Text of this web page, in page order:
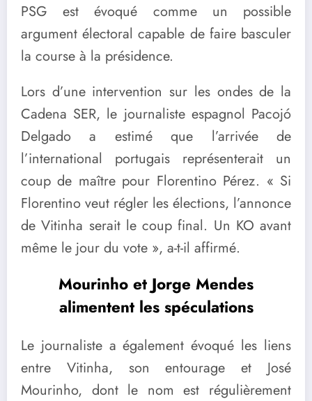
PSG est évoqué comme un possible
argument électoral capable de faire basculer
la course à la présidence.
Lors d’une intervention sur les ondes de la
Cadena SER, le journaliste espagnol Pacojó
Delgado a estimé que l’arrivée de
l’international portugais représenterait un
coup de maître pour Florentino Pérez. « Si
Florentino veut régler les élections, l’annonce
de Vitinha serait le coup final. Un KO avant
même le jour du vote », a-t-il affirmé.
Mourinho et Jorge Mendes
alimentent les spéculations
Le journaliste a également évoqué les liens
entre Vitinha, son entourage et José
Mourinho, dont le nom est régulièrement